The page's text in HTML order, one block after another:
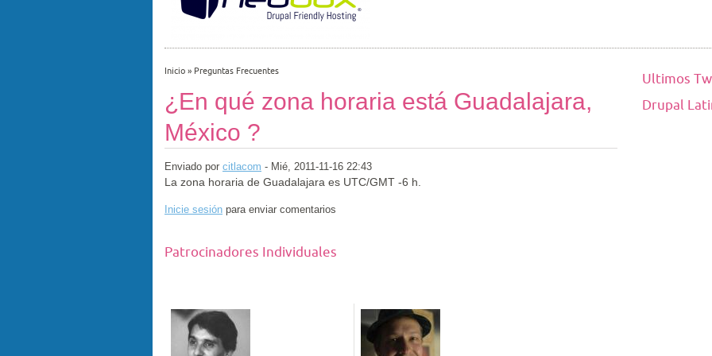
Inicio » Preguntas Frecuentes
¿En qué zona horaria está Guadalajara,
México ?
Enviado por citlacom - Mié, 2011-11-16 22:43
La zona horaria de Guadalajara es UTC/GMT -6 h.
Inicie sesión para enviar comentarios
Patrocinadores Individuales
Ultimos
Drupal